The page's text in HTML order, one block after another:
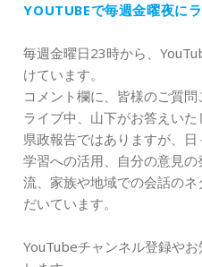
YOUTUBEで毎週金曜夜に
毎週金曜日23時から、
けています。
コメント欄に、皆様のご質問
ライブ中、山下がお答えいた
県政報告ではありますが、
学習への活用、自分の意見
流、家族や地域での会話の
だいています。
YouTubeチャンネル登録や